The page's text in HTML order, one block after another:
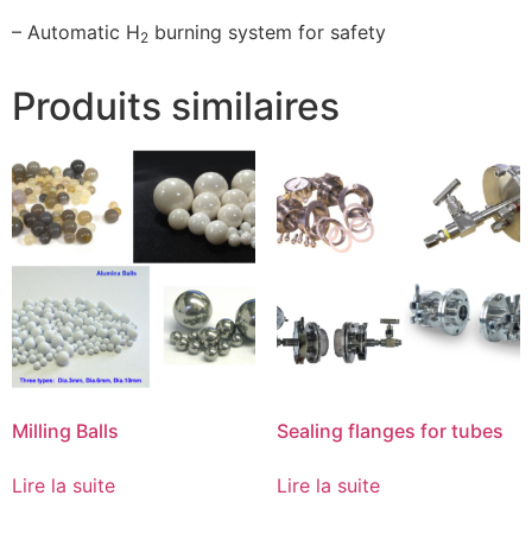
– Automatic H2 burning system for safety
Produits similaires
Milling Balls
Lire la suite
Sealing flanges for tubes
Lire la suite